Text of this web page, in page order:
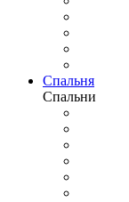
Спальня
Спальни